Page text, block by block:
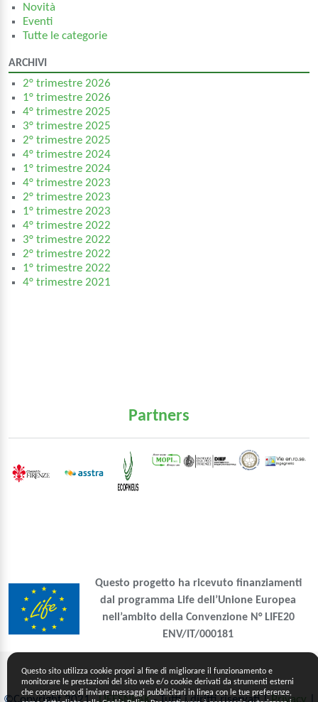
Novità
Eventi
Tutte le categorie
ARCHIVI
2° trimestre 2026
1° trimestre 2026
4° trimestre 2025
3° trimestre 2025
2° trimestre 2025
4° trimestre 2024
1° trimestre 2024
4° trimestre 2023
2° trimestre 2023
1° trimestre 2023
4° trimestre 2022
3° trimestre 2022
2° trimestre 2022
1° trimestre 2022
4° trimestre 2021
Partners
Questo progetto ha ricevuto finanziamenti
dal programma Life dell’Unione Europea
nell’ambito della Convenzione N° LIFE20
ENV/IT/000181
©Copyright 2021LIFESNEAK- Tutti i diritti riservati |Privacy
Questo sito utilizza cookie propri al fine di migliorare il funzionamento e
monitorare le prestazioni del sito web e/o cookie derivati da strumenti esterni
che consentono di inviare messaggi pubblicitari in linea con le tue preferenze,